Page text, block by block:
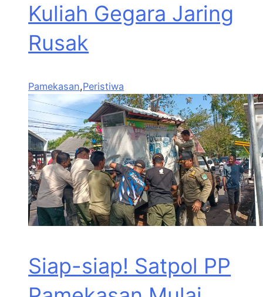
Kuliah Gegara Jaring
Rusak
Pamekasan,Peristiwa
Siap-siap! Satpol PP